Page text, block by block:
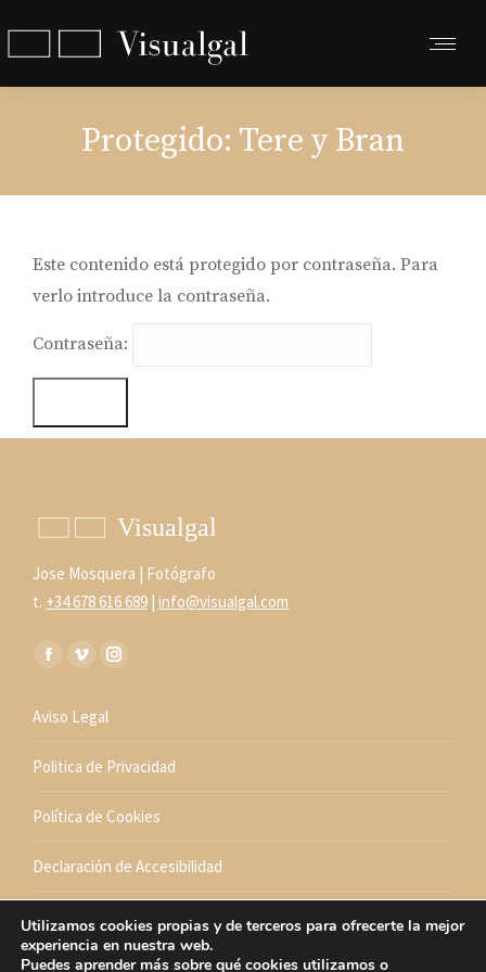
Protegido: Tere y Bran
Este contenido está protegido por contraseña. Para
verlo introduce la contraseña.
Contraseña:
Jose Mosquera | Fotógrafo
t. +34 678 616 689 | info@visualgal.com
Encuéntranos en:
Facebook
opens
new
window
Vimeo
opens
new
window
Instagram
new
window
Aviso Legal
Politica de Privacidad
Política de Cookies
Declaración de Accesibilidad
Mapa Web
Utilizamos cookies propias y de terceros para ofrecerte la mejor
experiencia en nuestra web.
Puedes aprender más sobre qué cookies utilizamos o